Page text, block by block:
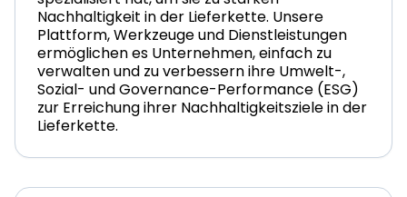
Nachhaltigkeit in der Lieferkette. Unsere
Plattform, Werkzeuge und Dienstleistungen
ermöglichen es Unternehmen, einfach zu
verwalten und zu verbessernihre Umwelt-,
Sozial- und Governance-Performance (ESG)
zur Erreichung ihrer Nachhaltigkeitsziele in der
Lieferkette.